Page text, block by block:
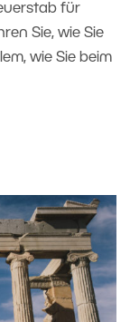
für
Sie, wie Sie
wie Sie beim